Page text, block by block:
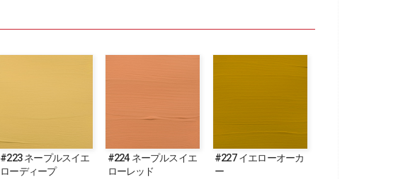
#223 ネープルスイエ
ローディープ
#224 ネープルスイエ
ローレッド
#227 イエローオーカ
ー